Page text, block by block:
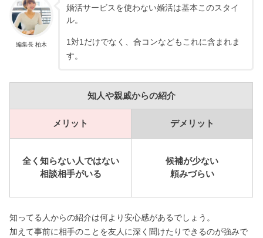
編集長 柏木
婚活サービスを使わない婚活は基本このスタイ
ル。
1対1だけでなく、合コンなどもこれに含まれま
す。
知人や親戚からの紹介
メリット デメリット
全く知らない人ではない
相談相手がいる
候補が少ない
頼みづらい
知ってる人からの紹介は何より安心感があるでしょう。
加えて事前に相手のことを友人に深く聞けたりできるのが強みで